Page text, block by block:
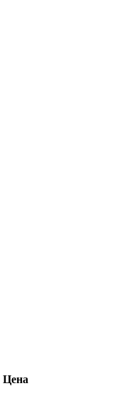
Цена